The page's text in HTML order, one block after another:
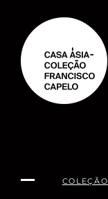
conteúdo
COLEÇÃO